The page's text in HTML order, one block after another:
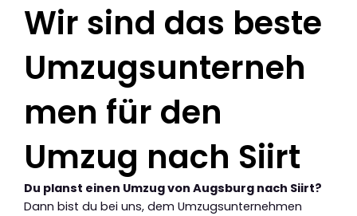
Wir sind das beste
Umzugsunterneh
men für den
Umzug nach Siirt
Du planst einen Umzug von Augsburg nach Siirt?
Dann bist du bei uns, dem Umzugsunternehmen